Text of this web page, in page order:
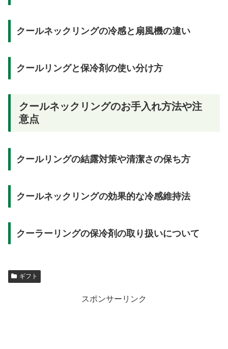
クールネックリングの冷感と扇風機の違い
クールリングと保冷剤の使い分け方
クールネックリングのお手入れ方法や注
意点
クールリングの結露対策や清潔さの保ち方
クールネックリングの効果的な冷感維持法
クーラーリングの保冷剤の取り扱いについて
ギフト
スポンサーリンク